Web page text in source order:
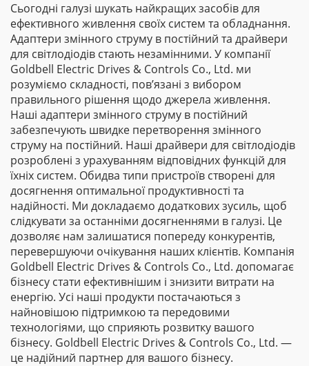
Сьогодні галузі шукать найкращих засобів для
ефективного живлення своїх систем та обладнання.
Адаптери змінного струму в постійний та драйвери
для світлодіодів стають незамінними. У компанії
Goldbell Electric Drives & Controls Co., Ltd. ми
розуміємо складності, пов’язані з вибором
правильного рішення щодо джерела живлення.
Наші адаптери змінного струму в постійний
забезпечують швидке перетворення змінного
струму на постійний. Наші драйвери для світлодіодів
розроблені з урахуванням відповідних функцій для
їхніх систем. Обидва типи пристроїв створені для
досягнення оптимальної продуктивності та
надійності. Ми докладаємо додаткових зусиль, щоб
слідкувати за останніми досягненнями в галузі. Це
дозволяє нам залишатися попереду конкурентів,
перевершуючи очікування наших клієнтів. Компанія
Goldbell Electric Drives & Controls Co., Ltd. допомагає
бізнесу стати ефективнішим і знизити витрати на
енергію. Усі наші продукти постачаються з
найновішою підтримкою та передовими
технологіями, що сприяють розвитку вашого
бізнесу. Goldbell Electric Drives & Controls Co., Ltd. —
це надійний партнер для вашого бізнесу.